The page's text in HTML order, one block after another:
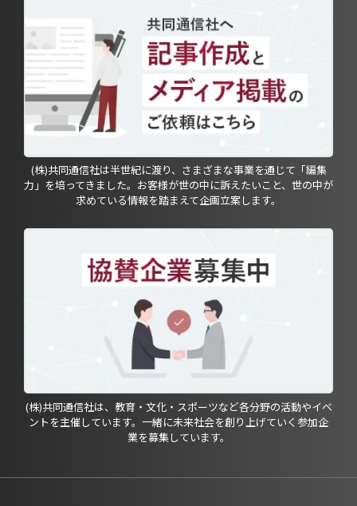
(株)共同通信社は半世紀に渡り、さまざまな事業を通じて「編集
力」を培ってきました。お客様が世の中に訴えたいこと、世の中が
求めている情報を踏まえて企画立案します。
(株)共同通信社は、教育・文化・スポーツなど各分野の活動やイベ
ントを主催しています。一緒に未来社会を創り上げていく参加企
業を募集しています。